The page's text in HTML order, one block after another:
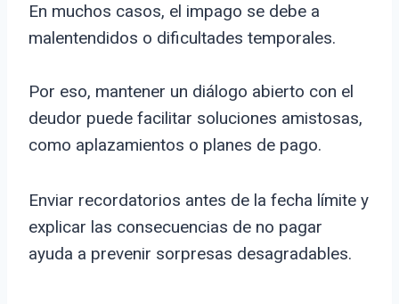
En muchos casos, el impago se debe a
malentendidos o dificultades temporales.
Por eso, mantener un diálogo abierto con el
deudor puede facilitar soluciones amistosas,
como aplazamientos o planes de pago.
Enviar recordatorios antes de la fecha límite y
explicar las consecuencias de no pagar
ayuda a prevenir sorpresas desagradables.